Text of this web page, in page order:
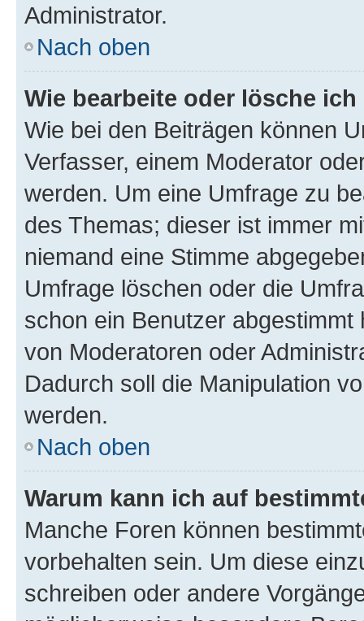
Administrator.
Nach oben
Wie bearbeite oder lösche
Wie bei den Beiträgen können
Verfasser, einem Moderator
werden. Um eine Umfrage zu
des Themas; dieser ist immer
niemand eine Stimme
Umfrage löschen oder die
schon ein Benutzer
von Moderatoren oder
Dadurch soll die Manipulation
werden.
Nach oben
Warum kann ich auf
Manche Foren können
vorbehalten sein. Um diese
schreiben oder andere